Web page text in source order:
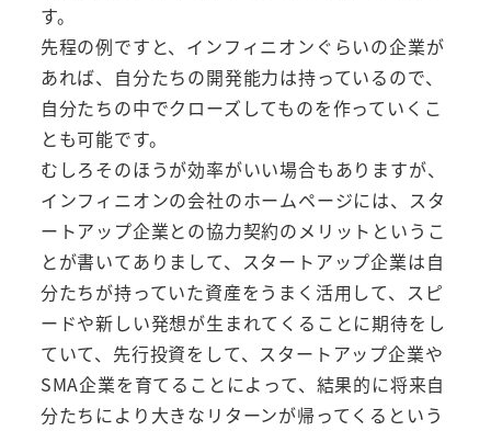
す。
先程の例ですと、インフィニオンぐらいの企業が
あれば、自分たちの開発能力は持っているので、
自分たちの中でクローズしてものを作っていくこ
とも可能です。
むしろそのほうが効率がいい場合もありますが、
インフィニオンの会社のホームページには、スタ
ートアップ企業との協力契約のメリットというこ
とが書いてありまして、スタートアップ企業は自
分たちが持っていた資産をうまく活用して、スピ
ードや新しい発想が生まれてくることに期待をし
ていて、先行投資をして、スタートアップ企業や
SMA企業を育てることによって、結果的に将来自
分たちにより大きなリターンが帰ってくるという